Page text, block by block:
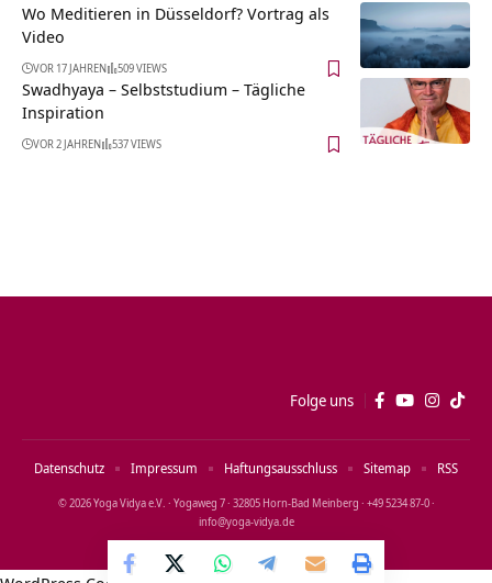
Wo Meditieren in Düsseldorf? Vortrag als
Video
VOR 17 JAHREN 509 VIEWS
Swadhyaya – Selbststudium – Tägliche
Inspiration
VOR 2 JAHREN 537 VIEWS
Folge uns
© 2026 Yoga Vidya e.V. · Yogaweg 7 · 32805 Horn‑Bad Meinberg · +49 5234 87‑0 ·
info@yoga‑vidya.de
Datenschutz Impressum Haftungsausschluss Sitemap RSS